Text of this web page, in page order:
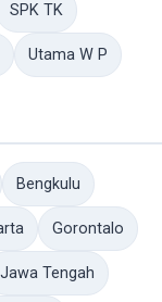
SPK TK
Utama W P
Bengkulu
Gorontalo
Jawa Tengah